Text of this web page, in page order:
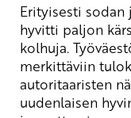
Erityisesti sodan
hyvitti paljon
kolhuja.
merkittäviin
autoritaaristen
uudenlaisen